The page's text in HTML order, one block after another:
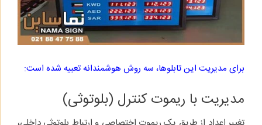
برای مدیریت این تابلوها، سه روش هوشمندانه تعبیه شده است:
مدیریت با ریموت کنترل (بلوتوثی)